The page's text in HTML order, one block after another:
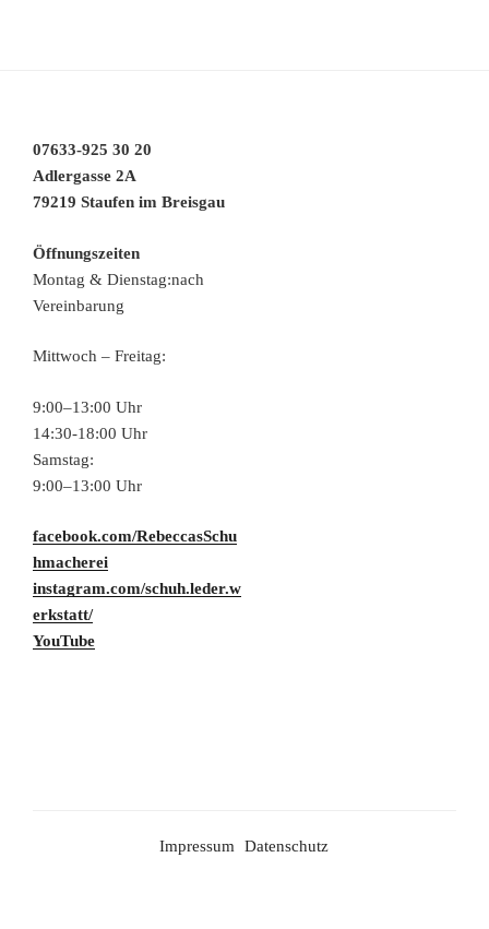
07633-925 30 20
Adlergasse 2A
79219 Staufen im Breisgau
Öffnungszeiten
Montag & Dienstag:nach
Vereinbarung
Mittwoch – Freitag:
9:00–13:00 Uhr
14:30-18:00 Uhr
Samstag:
9:00–13:00 Uhr
facebook.com/RebeccasSchu
hmacherei
instagram.com/schuh.leder.w
erkstatt/
YouTube
Impressum Datenschutz